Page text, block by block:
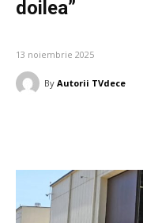
doilea”
13 noiembrie 2025
By Autorii TVdece